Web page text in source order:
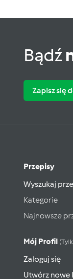
Bądź
Zapisz się
Przepisy
Wyszukaj
Kategorie
Najnowsze
Mój Profil
Zaloguj się
Utwórz nowe